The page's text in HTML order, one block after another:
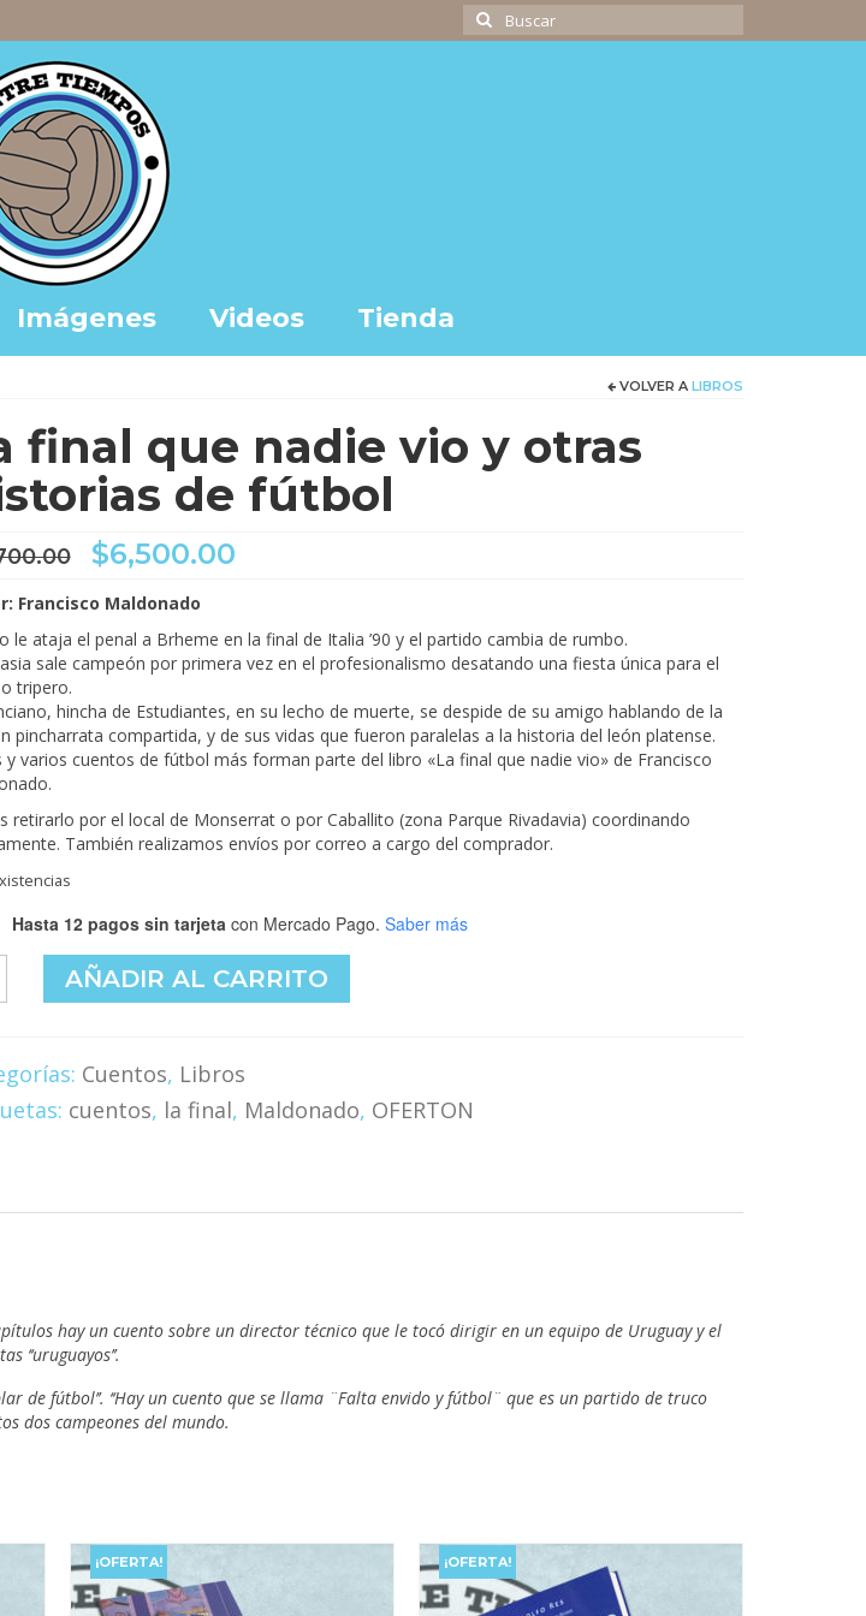
Buscar
por:
Imágenes Videos Tienda
VOLVER A LIBROS
final que nadie vio y otras
de fútbol
El
precio
original
era:
$7,700.00.
$6,500.00El
es:
$6,500.00.
Francisco Maldonado
le ataja el penal a Brheme en la final de Italia ’90 y el partido cambia de rumbo.
sale campeón por primera vez en el profesionalismo desatando una fiesta única para el
tripero.
hincha de Estudiantes, en su lecho de muerte, se despide de su amigo hablando de la
pincharrata compartida, y de sus vidas que fueron paralelas a la historia del león platense.
y varios cuentos de fútbol más forman parte del libro «La final que nadie vio» de Francisco
retirarlo por el local de Monserrat o por Caballito (zona Parque Rivadavia) coordinando
También realizamos envíos por correo a cargo del comprador.
Hasta 12 pagos sin tarjeta con Mercado Pago. Saber más
AÑADIR AL CARRITO
Cuentos, Libros
cuentos, la final, Maldonado, OFERTON
hay un cuento sobre un director técnico que le tocó dirigir en un equipo de Uruguay y el
de fútbol’’. ‘‘Hay un cuento que se llama ¨Falta envido y fútbol¨ que es un partido de truco
dos campeones del mundo.
¡OFERTA! ¡OFERTA!